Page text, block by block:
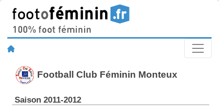
Football Club Féminin Monteux
Saison 2011-2012